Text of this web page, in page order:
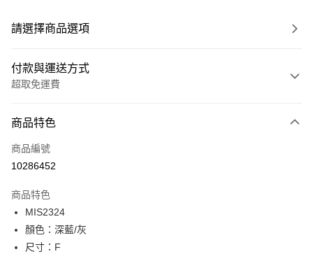
請選擇商品選項
付款與運送方式
超取免運費
信用卡一次付款
超商取貨付款
Apple Pay
街口支付
商品特色
商品編號
10286452
商品特色
MIS2324
顏色：深藍/灰
尺寸：F